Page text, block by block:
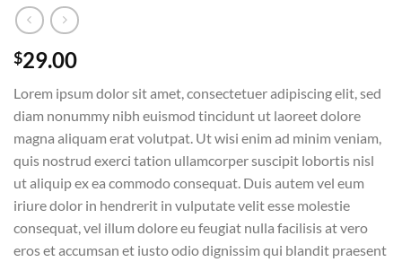
$29.00
Lorem ipsum dolor sit amet, consectetuer adipiscing elit, sed
diam nonummy nibh euismod tincidunt ut laoreet dolore
magna aliquam erat volutpat. Ut wisi enim ad minim veniam,
quis nostrud exerci tation ullamcorper suscipit lobortis nisl
ut aliquip ex ea commodo consequat. Duis autem vel eum
iriure dolor in hendrerit in vulputate velit esse molestie
consequat, vel illum dolore eu feugiat nulla facilisis at vero
eros et accumsan et iusto odio dignissim qui blandit praesent